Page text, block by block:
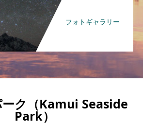
フォトギャラリー
ク（Kamui Seaside
Park）